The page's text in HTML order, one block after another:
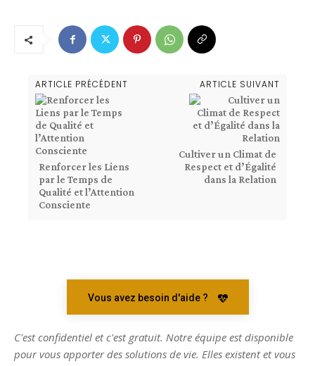
ARTICLE PRÉCÉDENT
Renforcer les Liens
par le Temps de
Qualité et l’Attention
Consciente
ARTICLE SUIVANT
Cultiver un Climat de
Respect et d’Égalité
dans la Relation
Vous avez besoin d'aide ?
C'est confidentiel et c'est gratuit. Notre équipe est disponible
pour vous apporter des solutions de vie. Elles existent et vous